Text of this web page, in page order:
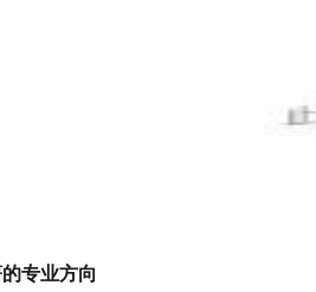
专业方向